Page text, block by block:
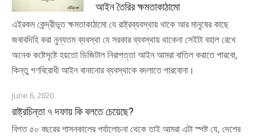
আইন তৈরির ক্ষমতাকাঠামো
এইরকম কেন্দ্রীভূত ক্ষমতাকাঠামো যে রাষ্ট্রব্যবস্থায় থাকে আর মানুষের কাছে
জবাবদিহি করা নুন্যতম ব্যবস্থা যে সরকার ব্যবস্থায় থাকেনা সেইটা বহাল রেখে
অনেক কষ্টেসৃষ্টে হয়তো ডিজিটাল নিরাপত্তা আইন আমরা বাতিল করাতে পারবো,
কিন্তু গণবিরোধী আইন বানানোর ব্যবস্থাকে বদলাতে পারবোনা।
June 6, 2020
রাষ্ট্রচিন্তা ৭ দফায় কি বলতে চেয়েছে?
বিগত ৫০ বছরের শাসনকালের পর্যালোচনা থেকে তাই আমরা এটা স্পষ্ট যে, দেশের